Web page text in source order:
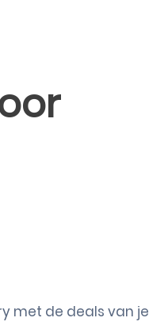
met de deals van je